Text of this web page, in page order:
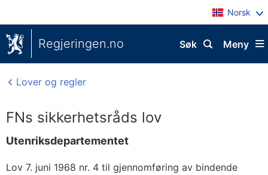
Norsk
Regjeringen.no Meny
Søk
Lover og regler
FNs sikkerhetsråds lov
Utenriksdepartementet
Lov 7. juni 1968 nr. 4 til gjennomføring av bindende